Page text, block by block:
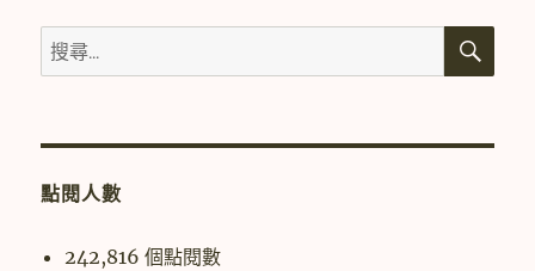
搜
尋
鍵
搜
點閱人數
242,816 個點閱數